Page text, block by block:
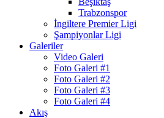
Trabzonspor
İngiltere Premier Ligi
Şampiyonlar Ligi
Galeriler
Video Galeri
Foto Galeri #1
Foto Galeri #2
Foto Galeri #3
Foto Galeri #4
Akış